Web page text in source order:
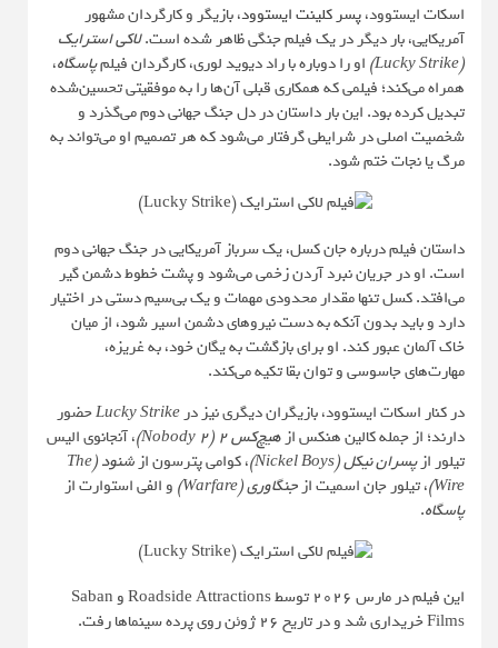
اسکات ایستوود،پسر کلینت ایستوود، بازیگر و کارگردان مشهور
آمریکایی، بار دیگر در یک فیلم جنگی ظاهر شده است.لاکی استرایک
(Lucky Strike)
او را دوباره با راد دیوید لوری، کارگردان فیلمپاسگاه،
همراه می‌کند؛ فیلمی که همکاری قبلی آن‌ها را به موفقیتی تحسین‌شده
تبدیل کرده بود. این بار داستان در دل جنگ جهانی دوم می‌گذرد و
شخصیت اصلی در شرایطی گرفتار می‌شود که هر تصمیم او می‌تواند به
مرگ یا نجات ختم شود.
داستان فیلم درباره جان کسل، یک سرباز آمریکایی در جنگ جهانی دوم
است. او در جریان نبرد آردن زخمی می‌شود و پشت خطوط دشمن گیر
می‌افتد. کسل تنها مقدار محدودی مهمات و یک بی‌سیم دستی در اختیار
دارد و باید بدون آنکه به دست نیروهای دشمن اسیر شود، از میان
خاک آلمان عبور کند. او برای بازگشت به یگان خود، به غریزه،
مهارت‌های جاسوسی و توان بقا تکیه می‌کند.
در کنار اسکات ایستوود، بازیگران دیگری نیز درLucky Strikeحضور
دارند؛ از جمله کالین هنکس ازهیچ‌کس ۲ (Nobody 2)
، آنجانوی الیس
تیلور ازپسران نیکل (Nickel Boys) ، کوامی پترسون از
شنود (The
Wire) ، تیلور جان اسمیت ازجنگاوری (Warfare)
و الفی استوارت از
پاسگاه.
این فیلم در مارس ۲۰۲۶ توسط Roadside Attractions و Saban
Films خریداری شد و در تاریخ ۲۶ ژوئن روی پرده سینماها رفت.